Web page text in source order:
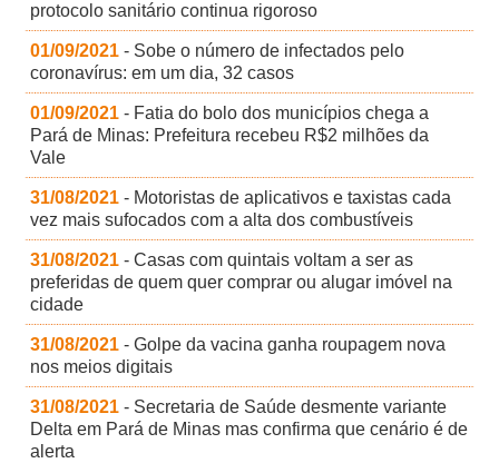
protocolo sanitário continua rigoroso
01/09/2021 - Sobe o número de infectados pelo
coronavírus: em um dia, 32 casos
01/09/2021 - Fatia do bolo dos municípios chega a
Pará de Minas: Prefeitura recebeu R$2 milhões da
Vale
31/08/2021 - Motoristas de aplicativos e taxistas cada
vez mais sufocados com a alta dos combustíveis
31/08/2021 - Casas com quintais voltam a ser as
preferidas de quem quer comprar ou alugar imóvel na
cidade
31/08/2021 - Golpe da vacina ganha roupagem nova
nos meios digitais
31/08/2021 - Secretaria de Saúde desmente variante
Delta em Pará de Minas mas confirma que cenário é de
alerta